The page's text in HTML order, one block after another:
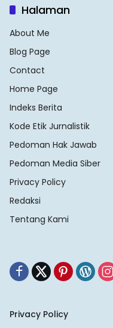
Halaman
About Me
Blog Page
Contact
Home Page
Indeks Berita
Kode Etik Jurnalistik
Pedoman Hak Jawab
Pedoman Media Siber
Privacy Policy
Redaksi
Tentang Kami
Privacy Policy